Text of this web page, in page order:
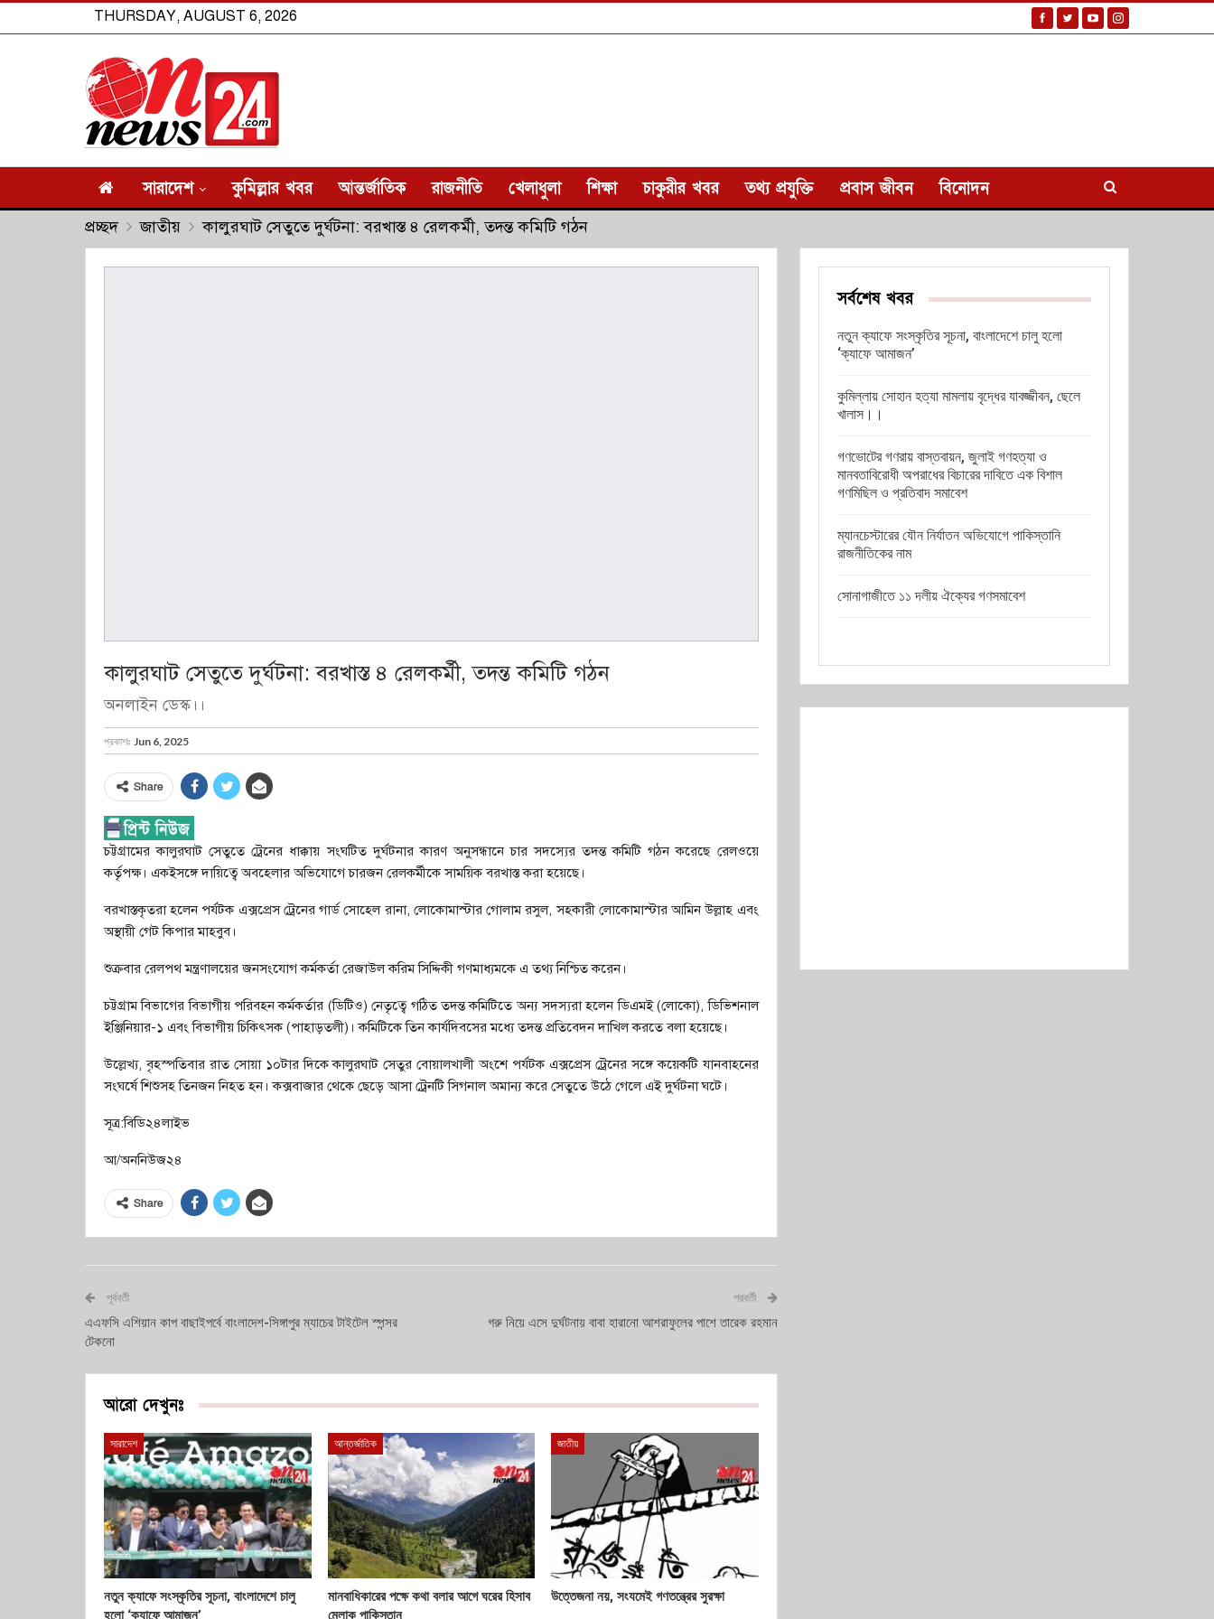
THURSDAY, AUGUST 6, 2026
সারাদেশ কুমিল্লার খবর আন্তর্জাতিক রাজনীতি খেলাধুলা শিক্ষা চাকুরীর খবর তথ্য প্রযুক্তি প্রবাস জীবন বিনোদন
প্রচ্ছদ জাতীয় কালুরঘাট সেতুতে দুর্ঘটনা: বরখাস্ত ৪ রেলকর্মী, তদন্ত কমিটি গঠন
কালুরঘাট সেতুতে দুর্ঘটনা: বরখাস্ত ৪ রেলকর্মী, তদন্ত কমিটি গঠন
অনলাইন ডেস্ক।।
প্রকাশঃ Jun 6, 2025
Share
চট্টগ্রামের কালুরঘাট সেতুতে ট্রেনের ধাক্কায় সংঘটিত দুর্ঘটনার কারণ অনুসন্ধানে চার সদস্যের তদন্ত কমিটি গঠন করেছে রেলওয়ে
কর্তৃপক্ষ। একইসঙ্গে দায়িত্বে অবহেলার অভিযোগে চারজন রেলকর্মীকে সাময়িক বরখাস্ত করা হয়েছে।
বরখাস্তকৃতরা হলেন পর্যটক এক্সপ্রেস ট্রেনের গার্ড সোহেল রানা, লোকোমাস্টার গোলাম রসুল, সহকারী লোকোমাস্টার আমিন উল্লাহ এবং
অস্থায়ী গেট কিপার মাহবুব।
শুক্রবার রেলপথ মন্ত্রণালয়ের জনসংযোগ কর্মকর্তা রেজাউল করিম সিদ্দিকী গণমাধ্যমকে এ তথ্য নিশ্চিত করেন।
চট্টগ্রাম বিভাগের বিভাগীয় পরিবহন কর্মকর্তার (ডিটিও) নেতৃত্বে গঠিত তদন্ত কমিটিতে অন্য সদস্যরা হলেন ডিএমই (লোকো), ডিভিশনাল
ইঞ্জিনিয়ার-১ এবং বিভাগীয় চিকিৎসক (পাহাড়তলী)। কমিটিকে তিন কার্যদিবসের মধ্যে তদন্ত প্রতিবেদন দাখিল করতে বলা হয়েছে।
উল্লেখ্য, বৃহস্পতিবার রাত সোয়া ১০টার দিকে কালুরঘাট সেতুর বোয়ালখালী অংশে পর্যটক এক্সপ্রেস ট্রেনের সঙ্গে কয়েকটি যানবাহনের
সংঘর্ষে শিশুসহ তিনজন নিহত হন। কক্সবাজার থেকে ছেড়ে আসা ট্রেনটি সিগনাল অমান্য করে সেতুতে উঠে গেলে এই দুর্ঘটনা ঘটে।
সূত্র:বিডি২৪লাইভ
আ/অননিউজ২৪
Share
পূর্ববর্তী
এএফসি এশিয়ান কাপ বাছাইপর্বে বাংলাদেশ-সিঙ্গাপুর ম্যাচের টাইটেল স্পন্সর
টেকনো
পরবর্তী
গরু নিয়ে এসে দুর্ঘটনায় বাবা হারানো আশরাফুলের পাশে তারেক রহমান
আরো দেখুনঃ
সারাদেশ
নতুন ক্যাফে সংস্কৃতির সূচনা, বাংলাদেশে চালু
হলো ‘ক্যাফে আমাজন’
আন্তর্জাতিক
মানবাধিকারের পক্ষে কথা বলার আগে ঘরের হিসাব
মেলাক পাকিস্তান
জাতীয়
উত্তেজনা নয়, সংযমেই গণতন্ত্রের সুরক্ষা
সর্বশেষ খবর
নতুন ক্যাফে সংস্কৃতির সূচনা, বাংলাদেশে চালু হলো
‘ক্যাফে আমাজন’
কুমিল্লায় সোহান হত্যা মামলায় বৃদ্ধের যাবজ্জীবন, ছেলে
খালাস।।
গণভোটের গণরায় বাস্তবায়ন, জুলাই গণহত্যা ও
মানবতাবিরোধী অপরাধের বিচারের দাবিতে এক বিশাল
গণমিছিল ও প্রতিবাদ সমাবেশ
ম্যানচেস্টারের যৌন নির্যাতন অভিযোগে পাকিস্তানি
রাজনীতিকের নাম
সোনাগাজীতে ১১ দলীয় ঐক্যের গণসমাবেশ